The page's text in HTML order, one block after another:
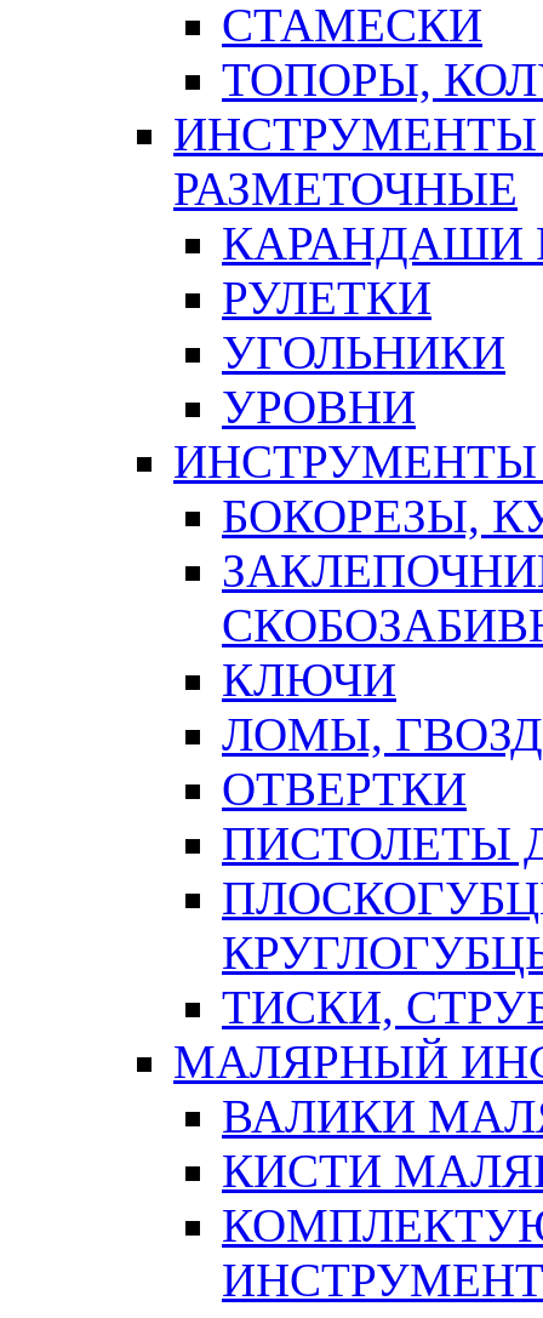
СТАМЕСКИ
ТОПОРЫ,
ИНСТРУМЕНТЫ
РАЗМЕТОЧНЫЕ
КАРАНДАШИ
РУЛЕТКИ
УГОЛЬНИКИ
УРОВНИ
БОКОРЕЗЫ,
КЛЮЧИ
ЛОМЫ,
ОТВЕРТКИ
ПИСТОЛЕТЫ
ТИСКИ,
МАЛЯРНЫЙ
ВАЛИКИ
КИСТИ